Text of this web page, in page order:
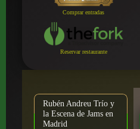
Comprar entradas
Reservar restaurante
Rubén Andreu Trío y
la Escena de Jams en
Madrid